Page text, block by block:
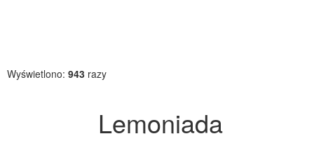
Wyświetlono: 943 razy
Lemoniada